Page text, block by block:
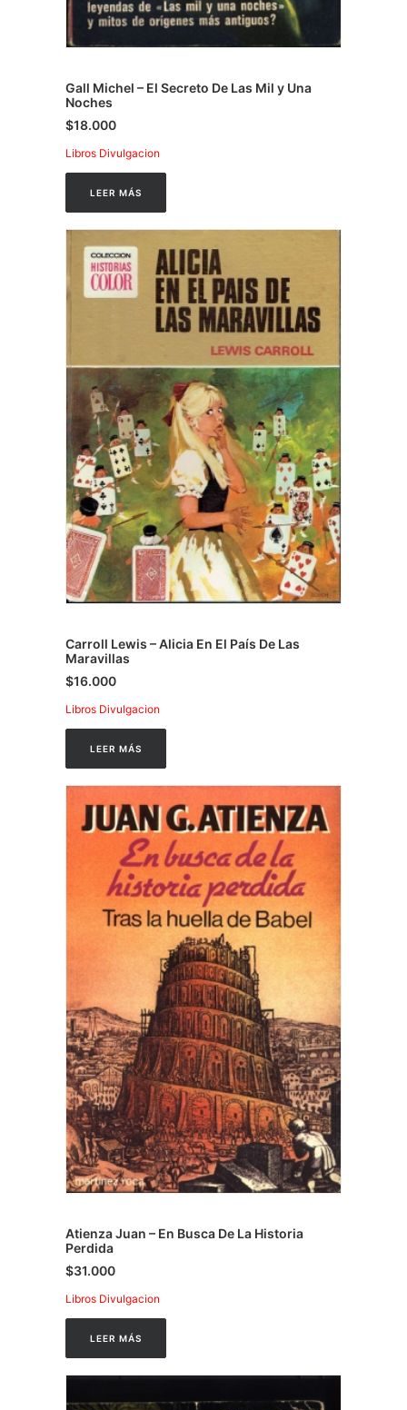
Gall Michel – El Secreto De Las Mil y Una
Noches
$18.000
Libros Divulgacion
LEER MÁS
Carroll Lewis – Alicia En El País De Las
Maravillas
$16.000
Libros Divulgacion
LEER MÁS
Atienza Juan – En Busca De La Historia
Perdida
$31.000
Libros Divulgacion
LEER MÁS